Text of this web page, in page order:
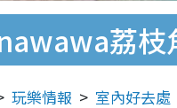
荔枝
玩樂情報 室內好去處